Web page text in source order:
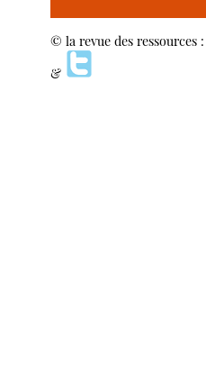
© la revue des ressources
&